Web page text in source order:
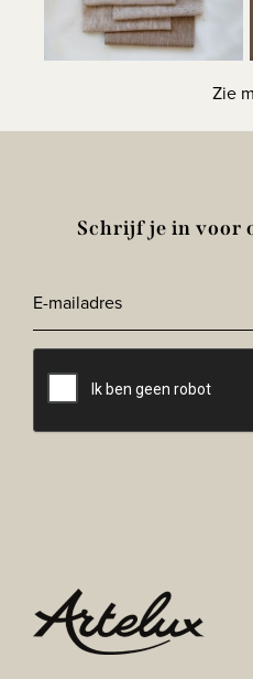
Zie
Schrijf je in voor